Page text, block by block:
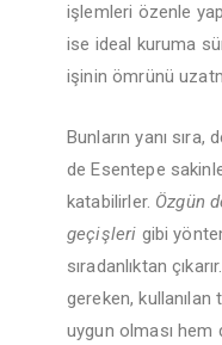
işlemleri özenle
ise ideal kuruma
işinin ömrünü
Bunların yanı
de Esentepe
katabilirler. Özgün
geçişleri gibi
sıradanlıktan
gereken, kullanılan
uygun olması hem